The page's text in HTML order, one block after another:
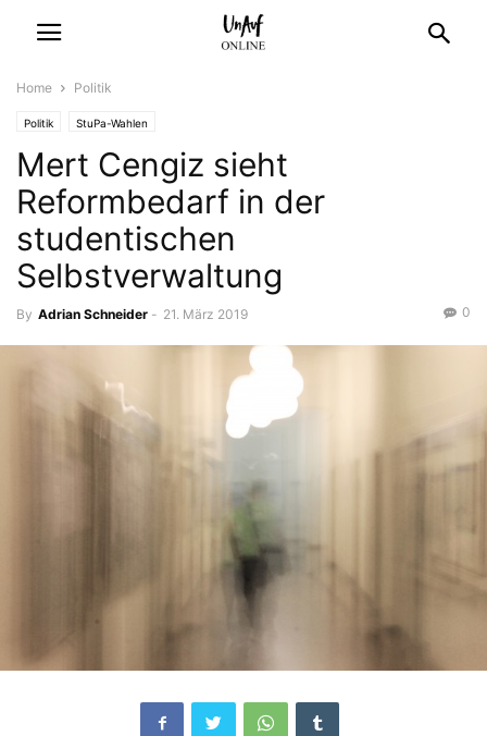
Home Politik
Politik StuPa-Wahlen
Mert Cengiz sieht
Reformbedarf in der
studentischen
Selbstverwaltung
By Adrian Schneider - 21. März 2019 0